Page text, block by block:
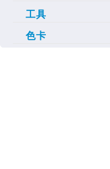
工具
色卡